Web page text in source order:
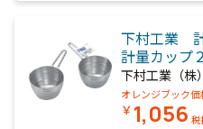
下村工業
計量カップ
下村工業（株）
オレンジブック価
￥ 1,056 税